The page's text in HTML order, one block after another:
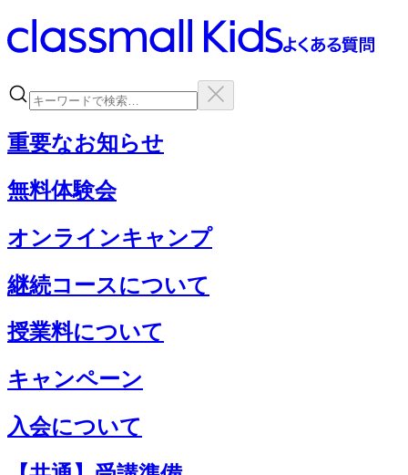
重要なお知らせ
無料体験会
オンラインキャンプ
継続コースについて
授業料について
キャンペーン
入会について